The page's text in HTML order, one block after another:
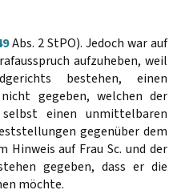
Abs. 2 StPO). Jedoch war auf
aufzuheben, weil
bestehen, einen
gegeben, welchen der
einen unmittelbaren
gegenüber dem
auf Frau Sc. und der
gegeben, dass er die
möchte.